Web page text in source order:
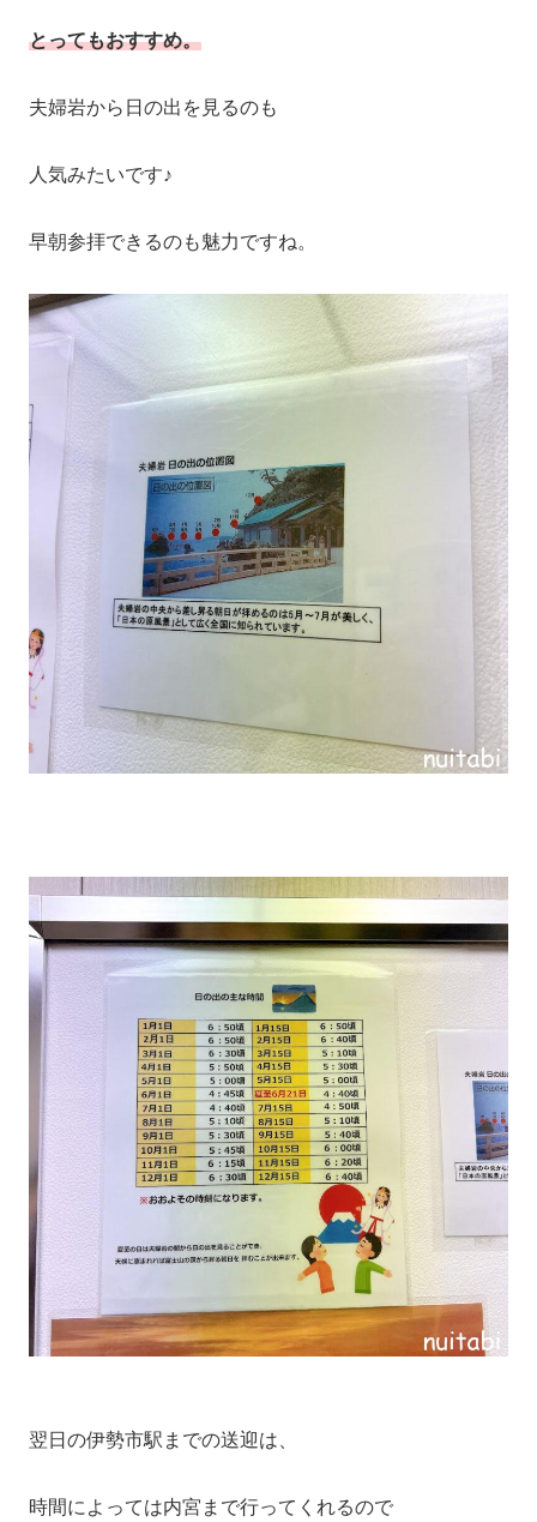
とってもおすすめ。
夫婦岩から日の出を見るのも
人気みたいです♪
早朝参拝できるのも魅力ですね。
翌日の伊勢市駅までの送迎は、
時間によっては内宮まで行ってくれるので